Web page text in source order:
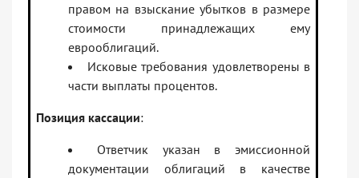
правом на взыскание убытков в размере
стоимости принадлежащих ему
еврооблигаций.
Исковые требования удовлетворены в
части выплаты процентов.
Позиция кассации:
Ответчик указан в эмиссионной
документации облигаций в качестве